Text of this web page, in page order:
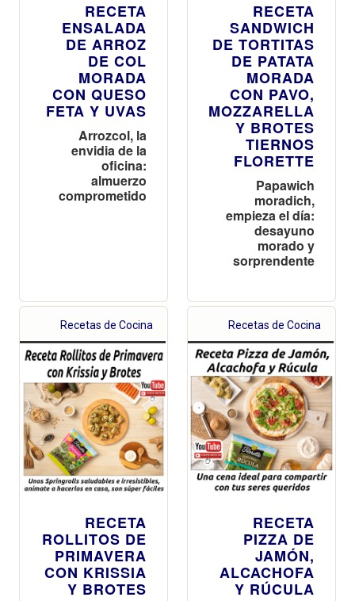
RECETA
ENSALADA
DE ARROZ
DE COL
MORADA
CON QUESO
FETA Y UVAS
Arrozcol, la
envidia de la
oficina:
almuerzo
comprometido
RECETA
SANDWICH
DE TORTITAS
DE PATATA
MORADA
CON PAVO,
MOZZARELLA
Y BROTES
TIERNOS
FLORETTE
Papawich
moradich,
empieza el día:
desayuno
morado y
sorprendente
Recetas de Cocina
RECETA
ROLLITOS DE
PRIMAVERA
CON KRISSIA
Y BROTES
Recetas de Cocina
RECETA
PIZZA DE
JAMÓN,
ALCACHOFA
Y RÚCULA